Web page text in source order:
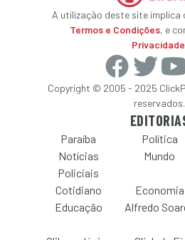
A utilização deste site implica
Termos e Condições, e
Privacidade
Copyright © 2005 - 2025
reservados.
Paraíba Política
Notícias
Policiais
Mundo
Cotidiano Economia
Educação
Alfredo